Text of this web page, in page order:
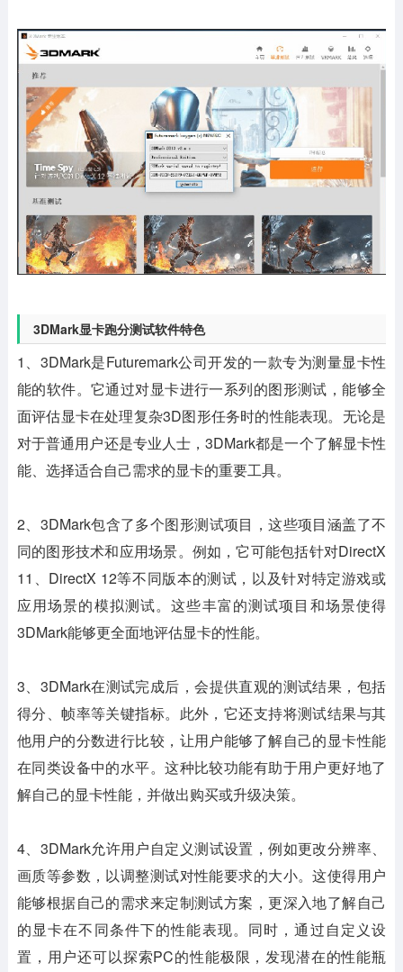
3DMark显卡跑分测试软件特色
1、3DMark是Futuremark公司开发的一款专为测量显卡性
能的软件。它通过对显卡进行一系列的图形测试，能够全
面评估显卡在处理复杂3D图形任务时的性能表现。无论是
对于普通用户还是专业人士，3DMark都是一个了解显卡性
能、选择适合自己需求的显卡的重要工具。
2、3DMark包含了多个图形测试项目，这些项目涵盖了不
同的图形技术和应用场景。例如，它可能包括针对DirectX
11、DirectX 12等不同版本的测试，以及针对特定游戏或
应用场景的模拟测试。这些丰富的测试项目和场景使得
3DMark能够更全面地评估显卡的性能。
3、3DMark在测试完成后，会提供直观的测试结果，包括
得分、帧率等关键指标。此外，它还支持将测试结果与其
他用户的分数进行比较，让用户能够了解自己的显卡性能
在同类设备中的水平。这种比较功能有助于用户更好地了
解自己的显卡性能，并做出购买或升级决策。
4、3DMark允许用户自定义测试设置，例如更改分辨率、
画质等参数，以调整测试对性能要求的大小。这使得用户
能够根据自己的需求来定制测试方案，更深入地了解自己
的显卡在不同条件下的性能表现。同时，通过自定义设
置，用户还可以探索PC的性能极限，发现潜在的性能瓶